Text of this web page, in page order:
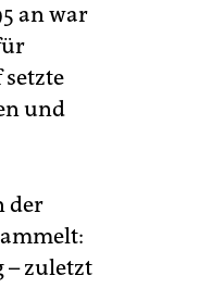
an war
und
der
– zuletzt